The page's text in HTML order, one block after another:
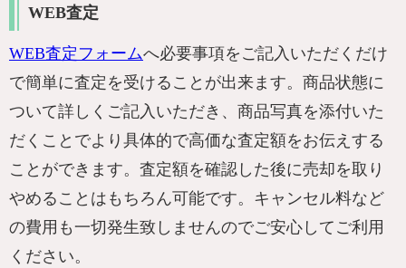
WEB査定
WEB査定フォームへ必要事項をご記入いただくだけ
で簡単に査定を受けることが出来ます。商品状態に
ついて詳しくご記入いただき、商品写真を添付いた
だくことでより具体的で高価な査定額をお伝えする
ことができます。査定額を確認した後に売却を取り
やめることはもちろん可能です。キャンセル料など
の費用も一切発生致しませんのでご安心してご利用
ください。